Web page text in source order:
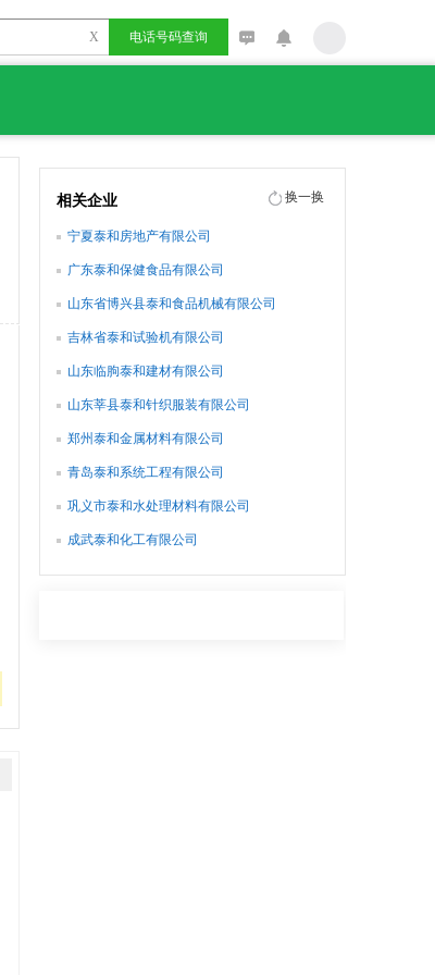
X 电话号码查询
相关企业 换一换
宁夏泰和房地产有限公司
广东泰和保健食品有限公司
山东省博兴县泰和食品机械有限公司
吉林省泰和试验机有限公司
山东临朐泰和建材有限公司
山东莘县泰和针织服装有限公司
郑州泰和金属材料有限公司
青岛泰和系统工程有限公司
巩义市泰和水处理材料有限公司
成武泰和化工有限公司